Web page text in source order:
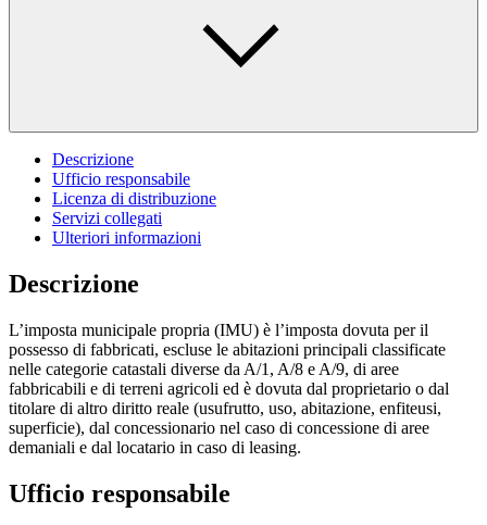
Descrizione
Ufficio responsabile
Licenza di distribuzione
Servizi collegati
Ulteriori informazioni
Descrizione
L’imposta municipale propria (IMU) è l’imposta dovuta per il
possesso di fabbricati, escluse le abitazioni principali classificate
nelle categorie catastali diverse da A/1, A/8 e A/9, di aree
fabbricabili e di terreni agricoli ed è dovuta dal proprietario o dal
titolare di altro diritto reale (usufrutto, uso, abitazione, enfiteusi,
superficie), dal concessionario nel caso di concessione di aree
demaniali e dal locatario in caso di leasing.
Ufficio responsabile